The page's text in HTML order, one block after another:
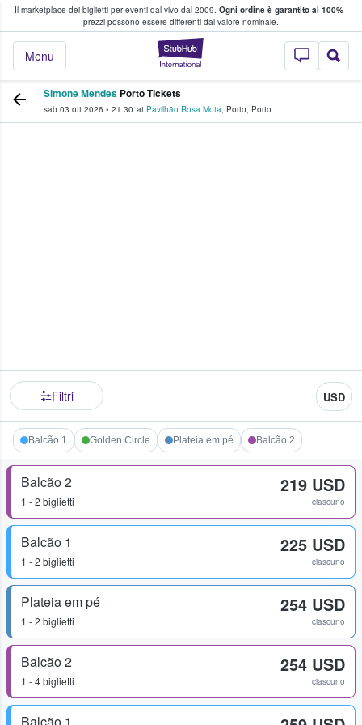
Il marketplace dei biglietti per eventi dal vivo dal 2009. Ogni ordine è garantito al 100%I
prezzi possono essere differenti dal valore nominale.
StubHub - Dove
Menu
fan comprano e vendono biglietti
Simone Mendes Porto Tickets
sab 03 ott 2026 • 21:30 at Pavilhão Rosa Mota, Porto, Porto
Filtri USD
Balcão 1 Golden Circle Plateia em pé Balcão 2
Balcão 2
1 - 2 biglietti
219 USD
ciascuno
Balcão 1
1 - 2 biglietti
225 USD
ciascuno
Plateia em pé
1 - 2 biglietti
254 USD
ciascuno
Balcão 2
1 - 4 biglietti
254 USD
ciascuno